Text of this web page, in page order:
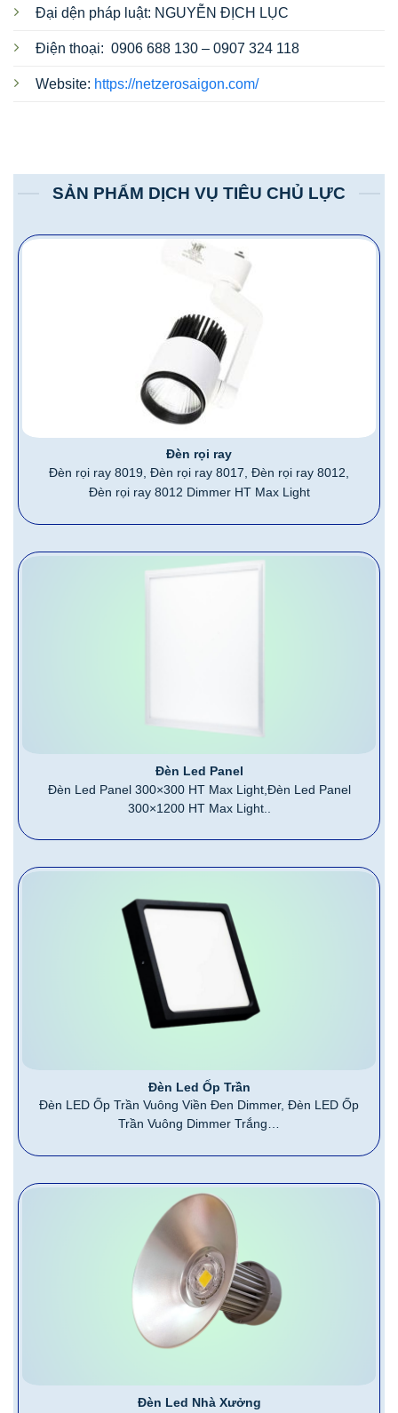
Đại dện pháp luật: NGUYỄN ĐỊCH LỤC
Điện thoại: 0906 688 130 – 0907 324 118
Website: https://netzerosaigon.com/
SẢN PHẨM DỊCH VỤ TIÊU CHỦ LỰC
Đèn rọi ray
Đèn rọi ray 8019, Đèn rọi ray 8017, Đèn rọi ray 8012,
Đèn rọi ray 8012 Dimmer HT Max Light
Đèn Led Panel
Đèn Led Panel 300×300 HT Max Light,Đèn Led Panel
300×1200 HT Max Light..
Đèn Led Ốp Trần
Đèn LED Ốp Trần Vuông Viền Đen Dimmer, Đèn LED Ốp
Trần Vuông Dimmer Trắng…
Đèn Led Nhà Xưởng